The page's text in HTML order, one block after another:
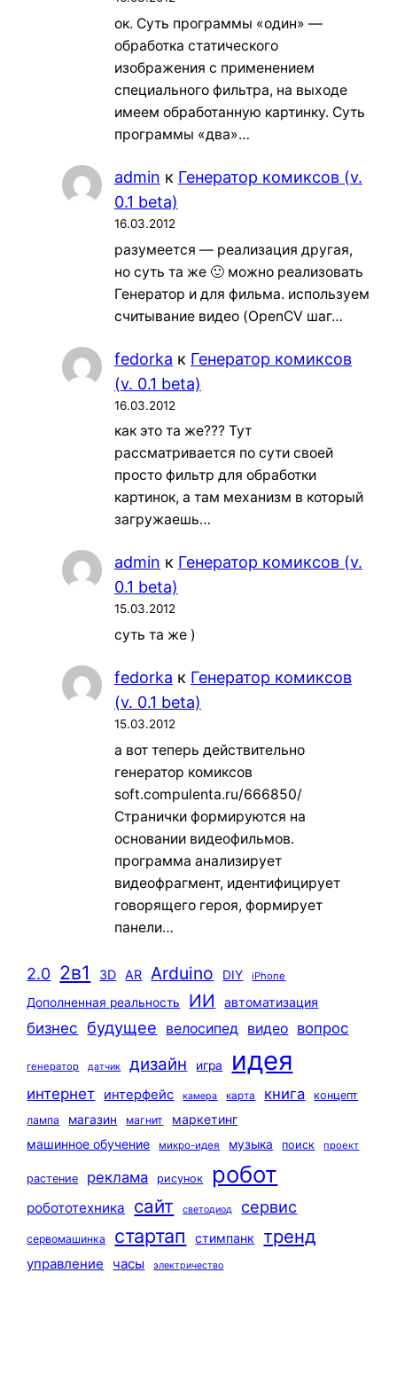
ок. Суть программы «один» —
обработка статического
изображения с применением
специального фильтра, на выходе
имеем обработанную картинку. Суть
программы «два»…
admin к Генератор комиксов (v.
0.1 beta)
16.03.2012
разумеется — реализация другая,
но суть та же 🙂 можно реализовать
Генератор и для фильма. используем
считывание видео (OpenCV шаг…
fedorka к Генератор комиксов
(v. 0.1 beta)
16.03.2012
как это та же??? Тут
рассматривается по сути своей
просто фильтр для обработки
картинок, а там механизм в который
загружаешь…
admin к Генератор комиксов (v.
0.1 beta)
15.03.2012
суть та же )
fedorka к Генератор комиксов
(v. 0.1 beta)
15.03.2012
а вот теперь действительно
генератор комиксов
soft.compulenta.ru/666850/
Странички формируются на
основании видеофильмов.
программа анализирует
видеофрагмент, идентифицирует
говорящего героя, формирует
панели…
2.0 2в1 3D AR Arduino DIY iPhone
Дополненная реальность ИИ автоматизация
бизнес будущее велосипед видео вопрос
генератор датчик дизайн игра идея
интернет интерфейс камера карта книга
концепт
лампа
магазин магнит
маркетинг
машинное обучение
микро-идея музыка поиск проект
растение реклама рисунок робот
робототехника сайт светодиод сервис
сервомашинка стартап стимпанк тренд
управление часы электричество